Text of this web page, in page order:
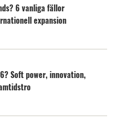
6 vanliga fällor
expansion
Soft power, innovation,